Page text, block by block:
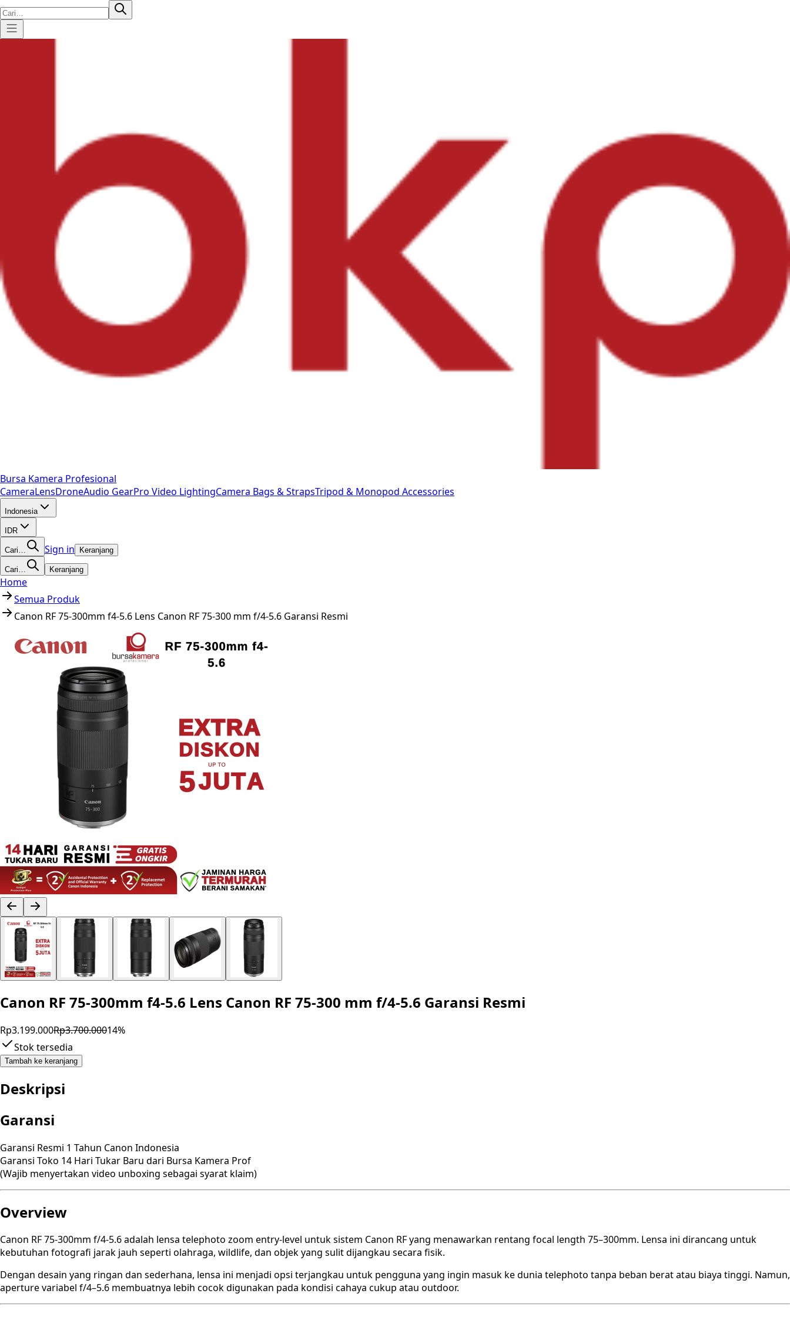
Bursa Kamera Profesional
CameraLensDroneAudio GearPro Video LightingCamera Bags & StrapsTripod & Monopod Accessories
Indonesia
IDR
Cari… Sign in Keranjang
Cari… Keranjang
Home
Semua Produk
Canon RF 75-300mm f4-5.6 Lens Canon RF 75-300 mm f/4-5.6 Garansi Resmi
Canon RF 75-300mm f4-5.6 Lens Canon RF 75-300 mm f/4-5.6 Garansi Resmi
Rp3.199.000Rp3.700.00014%
Stok tersedia
Tambah ke keranjang
Deskripsi
Garansi
Garansi Resmi 1 Tahun Canon Indonesia
Garansi Toko 14 Hari Tukar Baru dari Bursa Kamera Prof
(Wajib menyertakan video unboxing sebagai syarat klaim)
Overview
Canon RF 75-300mm f/4-5.6 adalah lensa telephoto zoom entry-level untuk sistem Canon RF yang menawarkan rentang focal length 75–300mm. Lensa ini dirancang untuk
kebutuhan fotografi jarak jauh seperti olahraga, wildlife, dan objek yang sulit dijangkau secara fisik.
Dengan desain yang ringan dan sederhana, lensa ini menjadi opsi terjangkau untuk pengguna yang ingin masuk ke dunia telephoto tanpa beban berat atau biaya tinggi. Namun,
aperture variabel f/4–5.6 membuatnya lebih cocok digunakan pada kondisi cahaya cukup atau outdoor.